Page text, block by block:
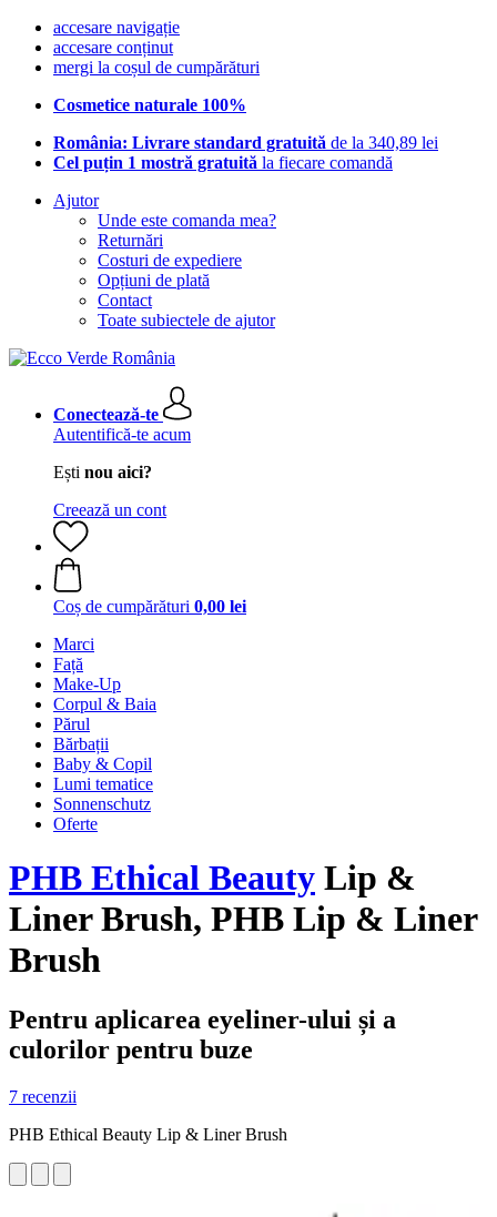
accesare navigație
accesare conținut
mergi la coșul de cumpărături
Cosmetice naturale 100%
România: Livrare standard gratuită de la 340,89 lei
Cel puțin 1 mostră gratuită la fiecare comandă
Ajutor
Unde este comanda mea?
Returnări
Costuri de expediere
Opțiuni de plată
Contact
Toate subiectele de ajutor
Conectează-te
Autentifică-te acum
Ești nou aici?
Creează un cont
Coș de cumpărături 0,00 lei
Marci
Față
Make-Up
Corpul & Baia
Părul
Bărbații
Baby & Copil
Lumi tematice
Sonnenschutz
Oferte
PHB Ethical Beauty Lip &
Liner Brush, PHB Lip & Liner
Brush
Pentru aplicarea eyeliner-ului și a
culorilor pentru buze
7 recenzii
PHB Ethical Beauty Lip & Liner Brush